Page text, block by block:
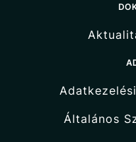
Általános